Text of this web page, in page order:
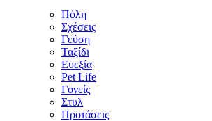
Πόλη
Σχέσεις
Γεύση
Ταξίδι
Ευεξία
Pet Life
Γονείς
Στυλ
Προτάσεις